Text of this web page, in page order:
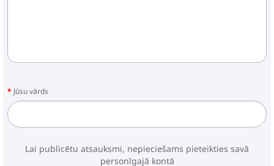
Jūsu vārds
Lai publicētu atsauksmi, nepieciešams pieteikties savā
personīgajā kontā